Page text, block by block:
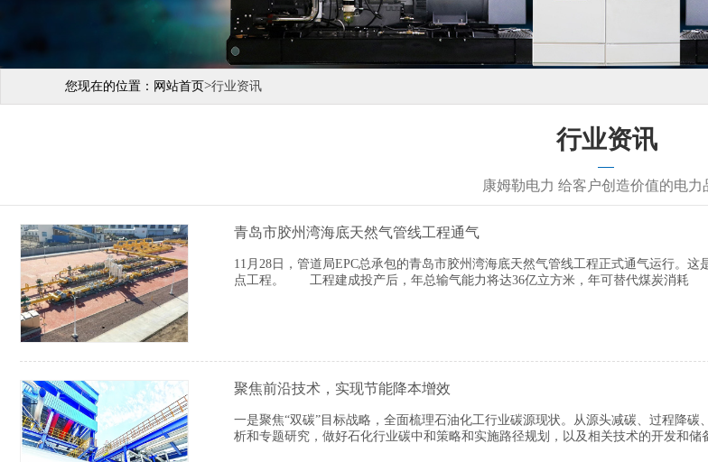
您现在的位置： 网站首页>行业资讯
行业资讯
康姆勒电力 给客户创造价值的电力
青岛市胶州湾海底天然气管线工程通气
11月28日，管道局EPC总承包的青岛市胶州湾海底天然气管线工程正式通气运行。
点工程。 工程建成投产后，年总输气能力将达36亿立方米，年可替代煤炭消耗
聚焦前沿技术，实现节能降本增效
一是聚焦“双碳”目标战略，全面梳理石油化工行业碳源现状。从源头减碳、过程降
析和专题研究，做好石化行业碳中和策略和实施路径规划，以及相关技术的开发和储